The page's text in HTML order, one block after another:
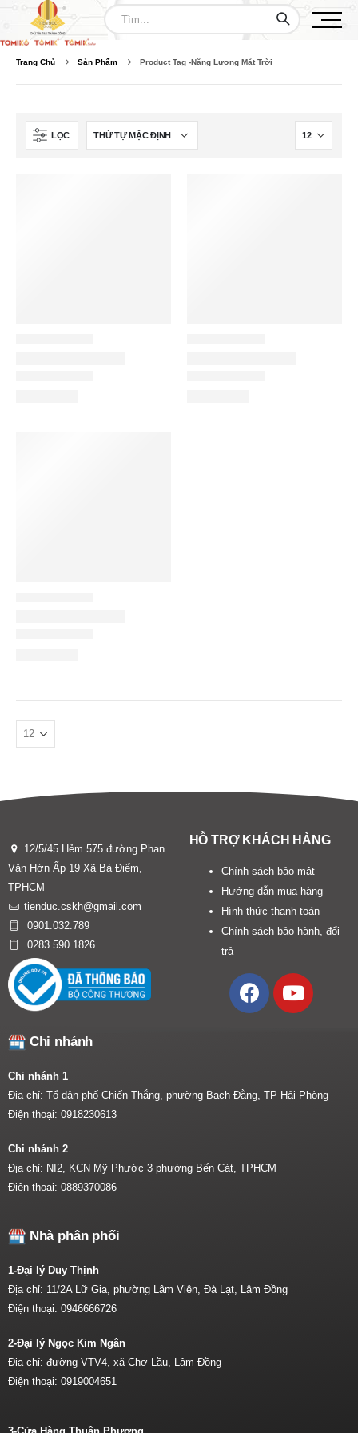
Trang Chủ Sản Phẩm Product Tag -Năng Lượng Mặt Trời
LỌC
12/5/45 Hẻm 575 đường Phan
Văn Hớn Ấp 19 Xã Bà Điểm,
TPHCM
tienduc.cskh@gmail.com
0901.032.789
0283.590.1826
HỖ TRỢ KHÁCH HÀNG
Chính sách bảo mật
Hướng dẫn mua hàng
Hình thức thanh toán
Chính sách bảo hành, đổi
trả
Chi nhánh
Chi nhánh 1
Địa chỉ: Tổ dân phố Chiến Thắng, phường Bạch Đằng, TP Hải Phòng
Điện thoại: 0918230613
Chi nhánh 2
Địa chỉ: NI2, KCN Mỹ Phước 3 phường Bến Cát, TPHCM
Điện thoại: 0889370086
Nhà phân phối
1-Đại lý Duy Thịnh
Địa chỉ: 11/2A Lữ Gia, phường Lâm Viên, Đà Lạt, Lâm Đồng
Điện thoại: 0946666726
2-Đại lý Ngọc Kim Ngân
Địa chỉ: đường VTV4, xã Chợ Lầu, Lâm Đồng
Điện thoại: 0919004651